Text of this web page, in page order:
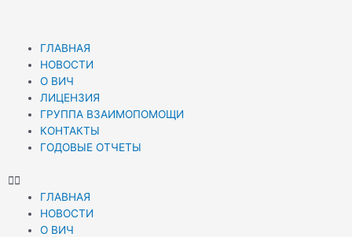
ГЛАВНАЯ
НОВОСТИ
О ВИЧ
ЛИЦЕНЗИЯ
ГРУППА ВЗАИМОПОМОЩИ
КОНТАКТЫ
ГОДОВЫЕ ОТЧЕТЫ
ГЛАВНАЯ
НОВОСТИ
О ВИЧ